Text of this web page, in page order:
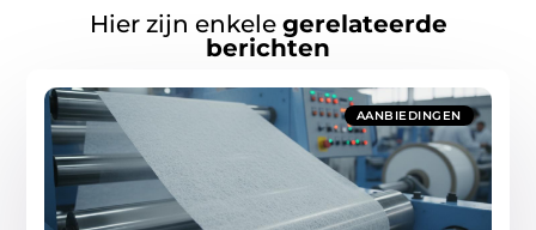
Hier zijn enkele gerelateerde
berichten
AANBIEDINGEN